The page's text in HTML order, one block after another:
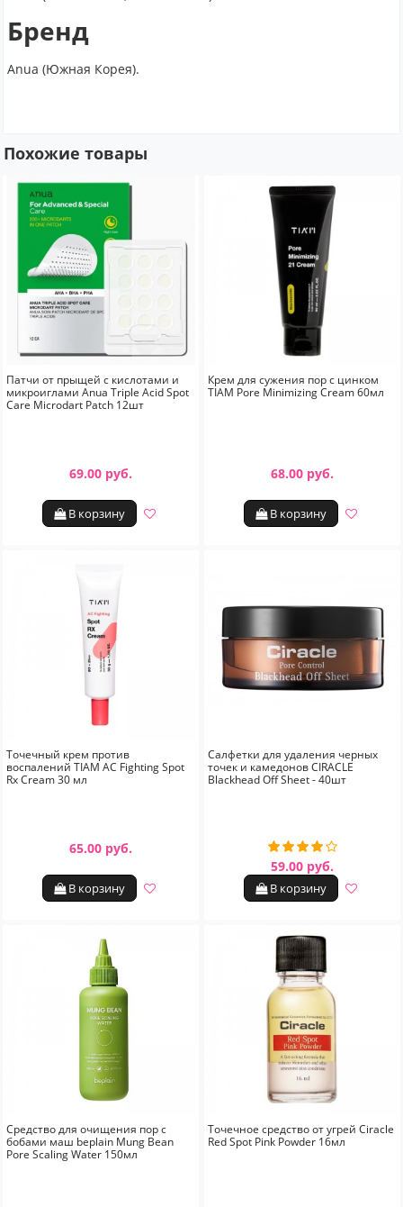
Бренд
Anua (Южная Корея).
Похожие товары
Патчи от прыщей с кислотами и
микроиглами Anua Triple Acid Spot
Care Microdart Patch 12шт
69.00 руб.
В корзину
Крем для сужения пор с цинком
TIAM Pore Minimizing Cream 60мл
68.00 руб.
В корзину
Точечный крем против
воспалений TIAM AC Fighting Spot
Rx Cream 30 мл
65.00 руб.
В корзину
Салфетки для удаления черных
точек и камедонов CIRACLE
Blackhead Off Sheet - 40шт
59.00 руб.
В корзину
Средство для очищения пор с
бобами маш beplain Mung Bean
Pore Scaling Water 150мл
Точечное средство от угрей Ciracle
Red Spot Pink Powder 16мл